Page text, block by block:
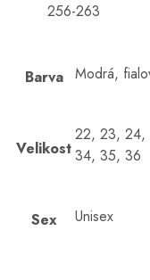
256-263
Barva Modrá,
Velikost
22, 23, 24,
34, 35, 36
Sex Unisex